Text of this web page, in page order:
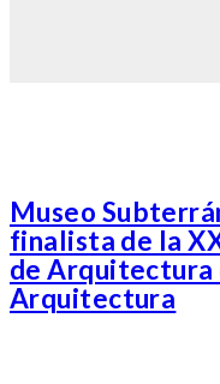
Museo
finalista de la
de Arquitectura
Arquitectura